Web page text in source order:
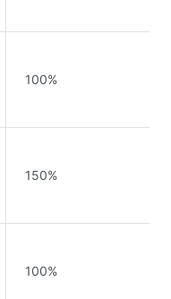
100%
150%
100%